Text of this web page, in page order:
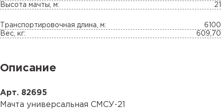
Высота мачты, м:
21
Транспортировочная длина, м:
6100
Вес, кг:
609,70
Описание
Арт. 82695
Мачта универсальная СМСУ-21